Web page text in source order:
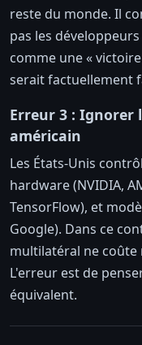
reste du monde. Il
pas les
comme une «
serait factuellement
Erreur 3 :
américain
Les États-Unis
hardware (NVIDIA,
TensorFlow), et
Google). Dans ce
multilatéral ne
L'erreur est de
équivalent.